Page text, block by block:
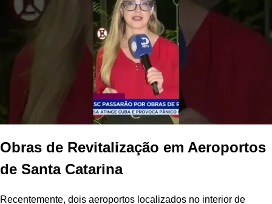
Obras de Revitalização em Aeroportos
de Santa Catarina
Recentemente, dois aeroportos localizados no interior de